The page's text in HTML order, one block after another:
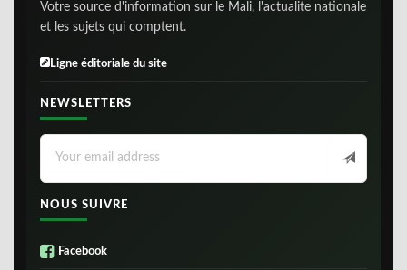
Votre source d'information sur le Mali, l'actualite nationale
et les sujets qui comptent.
Ligne éditoriale du site
NEWSLETTERS
NOUS SUIVRE
Facebook